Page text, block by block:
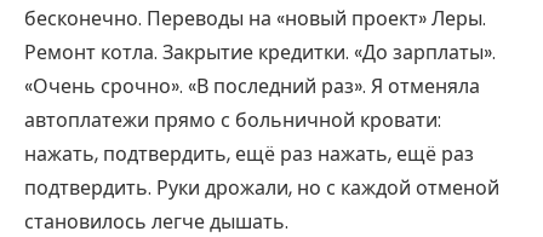
бесконечно. Переводы на «новый проект» Леры.
Ремонт котла. Закрытие кредитки. «До зарплаты».
«Очень срочно». «В последний раз». Я отменяла
автоплатежи прямо с больничной кровати:
нажать, подтвердить, ещё раз нажать, ещё раз
подтвердить. Руки дрожали, но с каждой отменой
становилось легче дышать.